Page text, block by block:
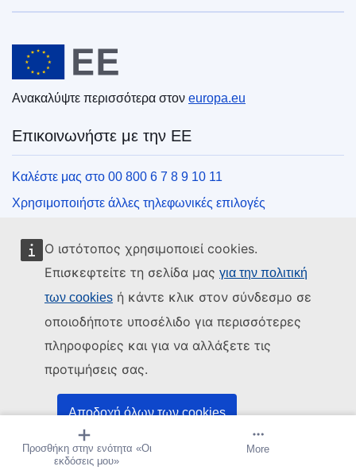
Ο ιστότοπος χρησιμοποιεί cookies.
Επισκεφτείτε τη σελίδα μας για την πολιτική
των cookies ή κάντε κλικ στον σύνδεσμο σε
οποιοδήποτε υποσέλιδο για περισσότερες
πληροφορίες και για να αλλάξετε τις
προτιμήσεις σας.
Αποδοχή όλων των cookies
Αποδοχή μόνο βασικών cookies
Προσθήκη στην ενότητα «Οι
εκδόσεις μου»
Δημιουργία ειδοποίησης
More
Ευρωπαϊκή Ένωση
Ανακαλύψτε περισσότερα στον europa.eu
Επικοινωνήστε με την ΕΕ
Καλέστε μας στο 00 800 6 7 8 9 10 11
Χρησιμοποιήστε άλλες τηλεφωνικές επιλογές
Συναντήστε μας σε ένα από τα κέντρα της ΕΕ
Μέσα κοινωνικής δικτύωσης
Αναζητήστε τα κανάλια της ΕΕ στα μέσα κοινωνικής
Θεσμικά όργανα και οργανισμοί της ΕΕ
Αναζήτηση όλων των θεσμικών και λοιπών οργάνων και
οργανισμών της ΕΕ